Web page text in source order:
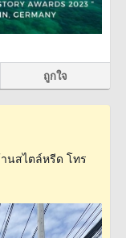
ถูกใจ
นสไตล์หรีด โทร